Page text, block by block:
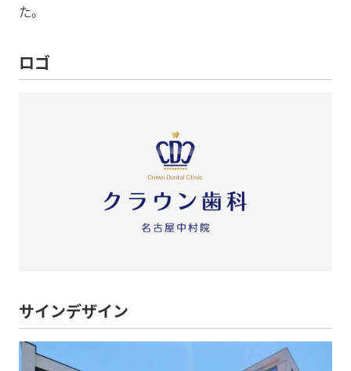
た。
ロゴ
サインデザイン